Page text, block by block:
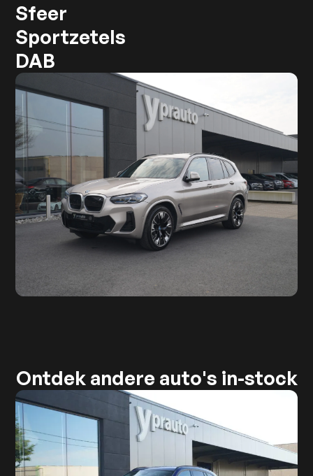
Sfeer
Sportzetels
DAB
Ontdek andere auto's in-stock